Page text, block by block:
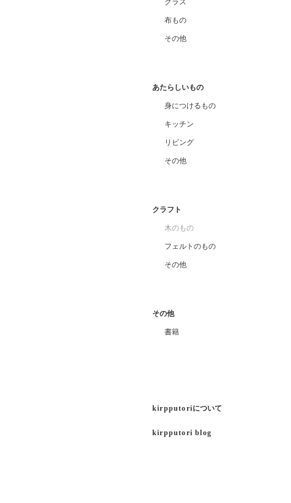
グラス
布もの
その他
あたらしいもの
身につけるもの
キッチン
リビング
その他
クラフト
木のもの
フェルトのもの
その他
その他
書籍
kirpputoriについて
kirpputori blog